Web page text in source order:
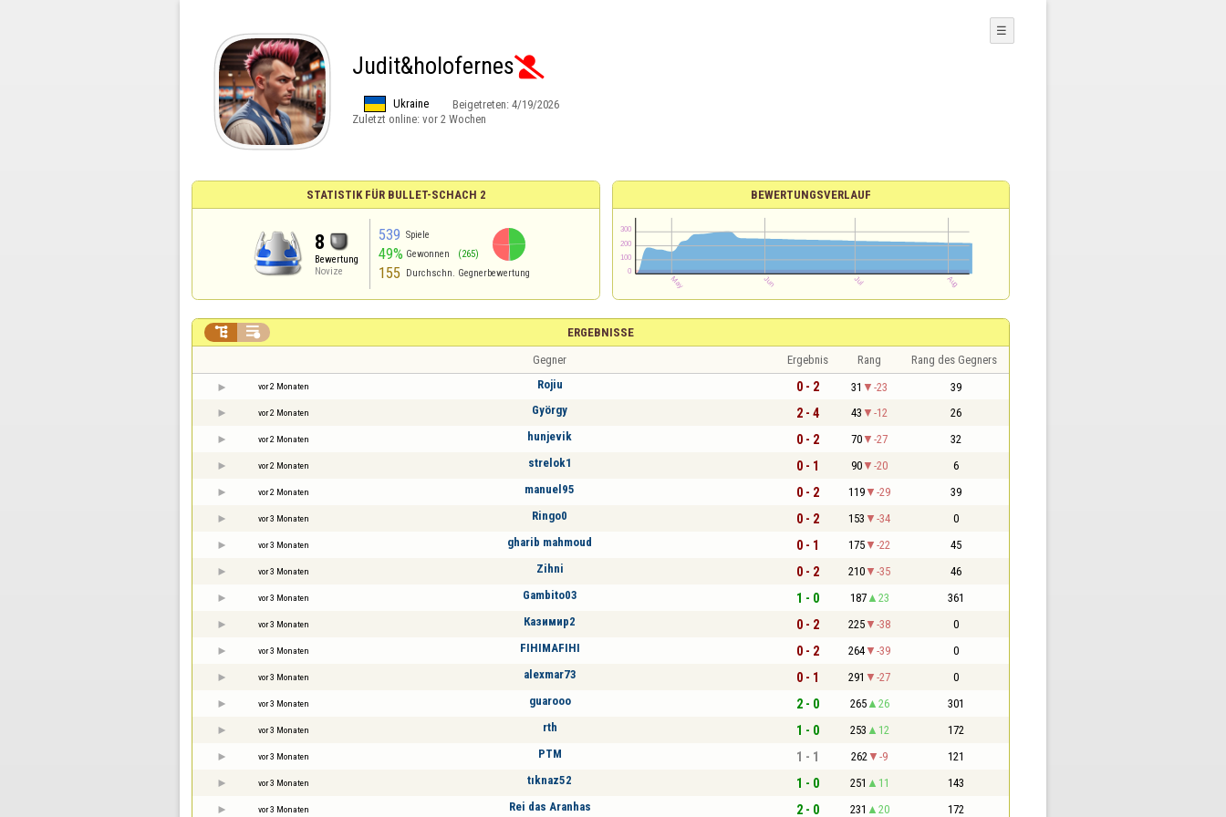
Judit&holofernes
Ukraine Beigetreten: 4/19/2026
Zuletzt online: vor 2 Wochen
☰
STATISTIK FÜR BULLET-SCHACH 2
8
Bewertung
Novize
539 Spiele
49% Gewonnen (265)
155 Durchschn. Gegnerbewertung
BEWERTUNGSVERLAUF
ERGEBNISSE
 
Gegner Ergebnis Rang Rang des Gegners
vor 2 Monaten Rojiu 0 - 2 31 -23 39
vor 2 Monaten György 2 - 4 43 -12 26
vor 2 Monaten hunjevik 0 - 2 70 -27 32
vor 2 Monaten strelok1 0 - 1 90 -20 6
vor 2 Monaten manuel95 0 - 2 119 -29 39
vor 3 Monaten Ringo0 0 - 2 153 -34 0
vor 3 Monaten gharib mahmoud 0 - 1 175 -22 45
vor 3 Monaten Zihni 0 - 2 210 -35 46
vor 3 Monaten Gambito03 1 - 0 187 23 361
vor 3 Monaten Казимир2 0 - 2 225 -38 0
vor 3 Monaten FIHIMAFIHI 0 - 2 264 -39 0
vor 3 Monaten alexmar73 0 - 1 291 -27 0
vor 3 Monaten guarooo 2 - 0 265 26 301
vor 3 Monaten rth 1 - 0 253 12 172
vor 3 Monaten PTM 1 - 1 262 -9 121
vor 3 Monaten tıknaz52 1 - 0 251 11 143
vor 3 Monaten Rei das Aranhas 2 - 0 231 20 172